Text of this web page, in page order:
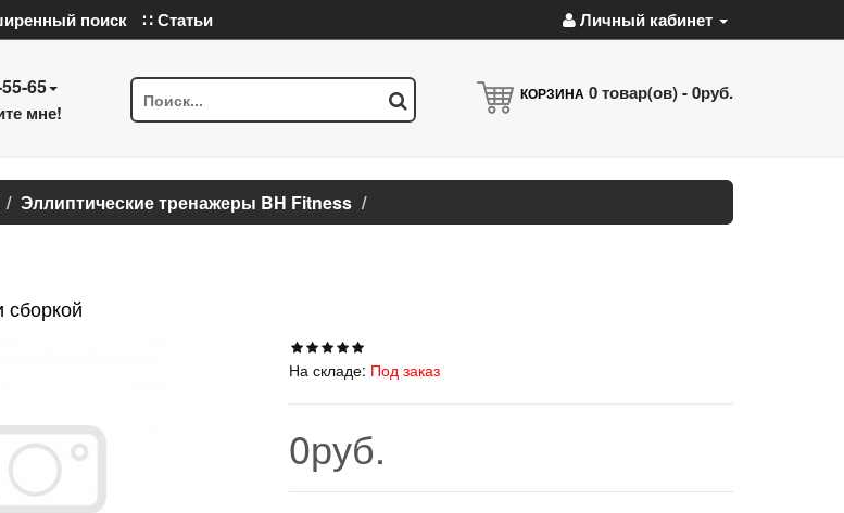
поиск ∷ Статьи Личный кабинет
65
мне!
КОРЗИНА 0товар(ов) -0руб.
Эллиптические тренажеры BH Fitness
сборкой
На складе: Под заказ
0руб.